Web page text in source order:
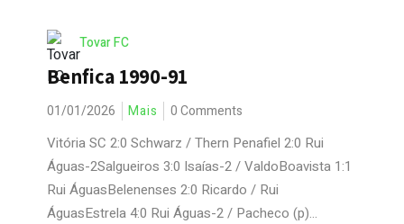
Tovar FC
Benfica 1990-91
01/01/2026 Mais 0 Comments
Vitória SC 2:0 Schwarz / Thern Penafiel 2:0 Rui
Águas-2Salgueiros 3:0 Isaías-2 / ValdoBoavista 1:1
Rui ÁguasBelenenses 2:0 Ricardo / Rui
ÁguasEstrela 4:0 Rui Águas-2 / Pacheco (p)...